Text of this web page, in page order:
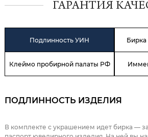
ГАРАНТИЯ
Подлинность УИН Бирка
Клеймо пробирной палаты РФ
ПОДЛИННОСТЬ ИЗДЕЛИЯ
В комплекте с украшением идет бирка —